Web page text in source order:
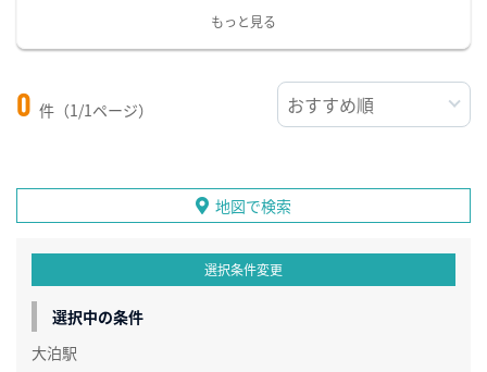
もっと見る
0 件（1/1ページ）
地図で検索
選択条件変更
選択中の条件
大泊駅